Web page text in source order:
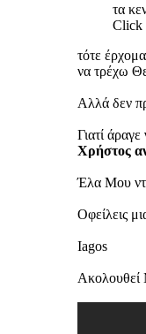
τα
Click
τότε
να τρέχω
Αλλά δεν
Γιατί άραγε
Χρήστος
Έλα Μου
Οφείλεις
Iagos
Ακολουθεί